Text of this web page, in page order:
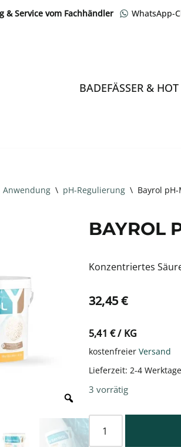
& Service vom Fachhändler WhatsApp-
BADEFÄSSER &
Anwendung \ pH-Regulierung \ Bayrol
BAYROL
Konzentriertes
32,45€
5,41 €/ KG
kostenfreier Versand
Lieferzeit: 2-4 Werktage
3 vorrätig